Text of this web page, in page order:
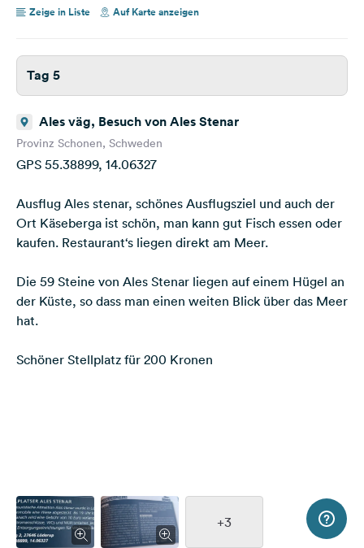
Zeige in Liste Auf Karte anzeigen
Tag 5
Ales väg, Besuch von Ales Stenar
Provinz Schonen, Schweden
GPS 55.38899, 14.06327
Ausflug Ales stenar, schönes Ausflugsziel und auch der
Ort Käseberga ist schön, man kann gut Fisch essen oder
kaufen. Restaurant‘s liegen direkt am Meer.
Die 59 Steine von Ales Stenar liegen auf einem Hügel an
der Küste, so dass man einen weiten Blick über das Meer
hat.
Schöner Stellplatz für 200 Kronen
+3